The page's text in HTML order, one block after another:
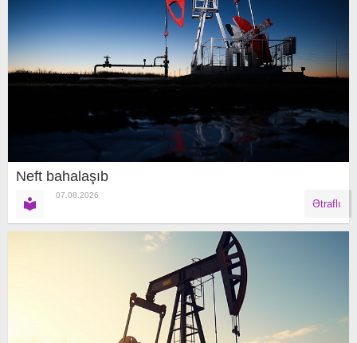
Neft bahalaşıb
07.08.2026
Ətraflı